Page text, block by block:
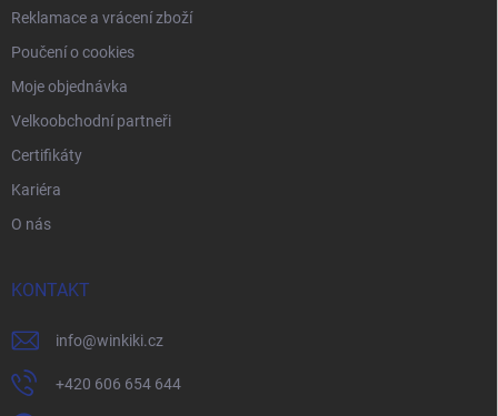
Reklamace a vrácení zboží
Poučení o cookies
Moje objednávka
Velkoobchodní partneři
Certifikáty
Kariéra
O nás
KONTAKT
info@winkiki.cz
+420 606 654 644